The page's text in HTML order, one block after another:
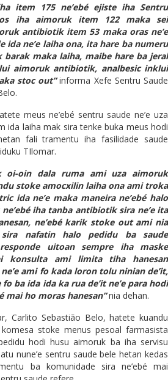
item 175 ne’ebé ejiste iha Sentru
iha aimoruk item 122 maka sei
antibiotik item 53 maka oras ne’e
ida ne’e laiha ona, ita hare ba numeru
barak maka laiha, maibe hare ba jeral
aimoruk antibiotik, analbesic inklui
stoc out”informa Xefe Sentru Saude
meus ne’ebé sentru saude ne’e uza
ida laiha mak sira tenke buka meus hodi
fali tramentu iha fasilidade saude
TIlomar.
oi-oin dala ruma ami uza aimoruk
stoke amocxilin laiha ona ami troka
ida ne’e maka maneira ne’ebé halo
iha tanba antibiotik sira ne’e ita
ne’ebé karik stoke out ami nia
nafatin halo pedidu ba saude
uitoan sempre iha maske
konsulta ami limita tiha hanesan
ami fo kada loron tolu ninian de’it,
ba ida ida ka rua de’it ne’e para hodi
mai ho moras hanesan”nia dehan.
Carlito Sebastião Belo, hatete kuandu
stoke menus pesoal farmasista
hodi husu aimoruk ba iha servisu
nune’e sentru saude bele hetan kedas
ba komunidade sira ne’ebé mai